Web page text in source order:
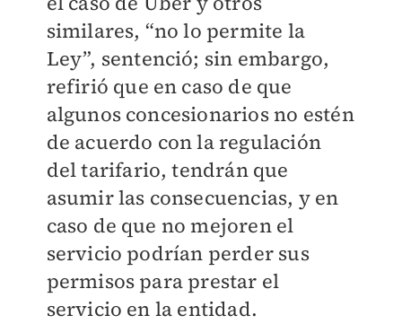
similares, “no lo permite la
Ley”, sentenció; sin embargo,
refirió que en caso de que
algunos concesionarios no estén
de acuerdo con la regulación
del tarifario, tendrán que
asumir las consecuencias, y en
caso de que no mejoren el
servicio podrían perder sus
permisos para prestar el
servicio en la entidad.